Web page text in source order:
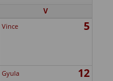
V
Vince 5
Gyula 12